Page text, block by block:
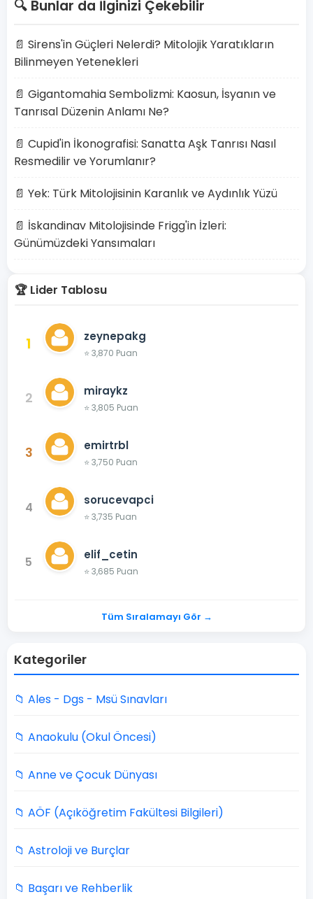
🔍 Bunlar da İlginizi Çekebilir
📄 Sirens'in Güçleri Nelerdi? Mitolojik Yaratıkların
Bilinmeyen Yetenekleri
📄 Gigantomahia Sembolizmi: Kaosun, İsyanın ve
Tanrısal Düzenin Anlamı Ne?
📄 Cupid'in İkonografisi: Sanatta Aşk Tanrısı Nasıl
Resmedilir ve Yorumlanır?
📄 Yek: Türk Mitolojisinin Karanlık ve Aydınlık Yüzü
📄 İskandinav Mitolojisinde Frigg'in İzleri:
Günümüzdeki Yansımaları
🏆 Lider Tablosu
1 zeynepakg
⭐ 3,870 Puan
2 miraykz
⭐ 3,805 Puan
3 emirtrbl
⭐ 3,750 Puan
4 sorucevapci
⭐ 3,735 Puan
5 elif_cetin
⭐ 3,685 Puan
Tüm Sıralamayı Gör →
Kategoriler
📁 Ales - Dgs - Msü Sınavları
📁 Anaokulu (Okul Öncesi)
📁 Anne ve Çocuk Dünyası
📁 AÖF (Açıköğretim Fakültesi Bilgileri)
📁 Astroloji ve Burçlar
📁 Başarı ve Rehberlik